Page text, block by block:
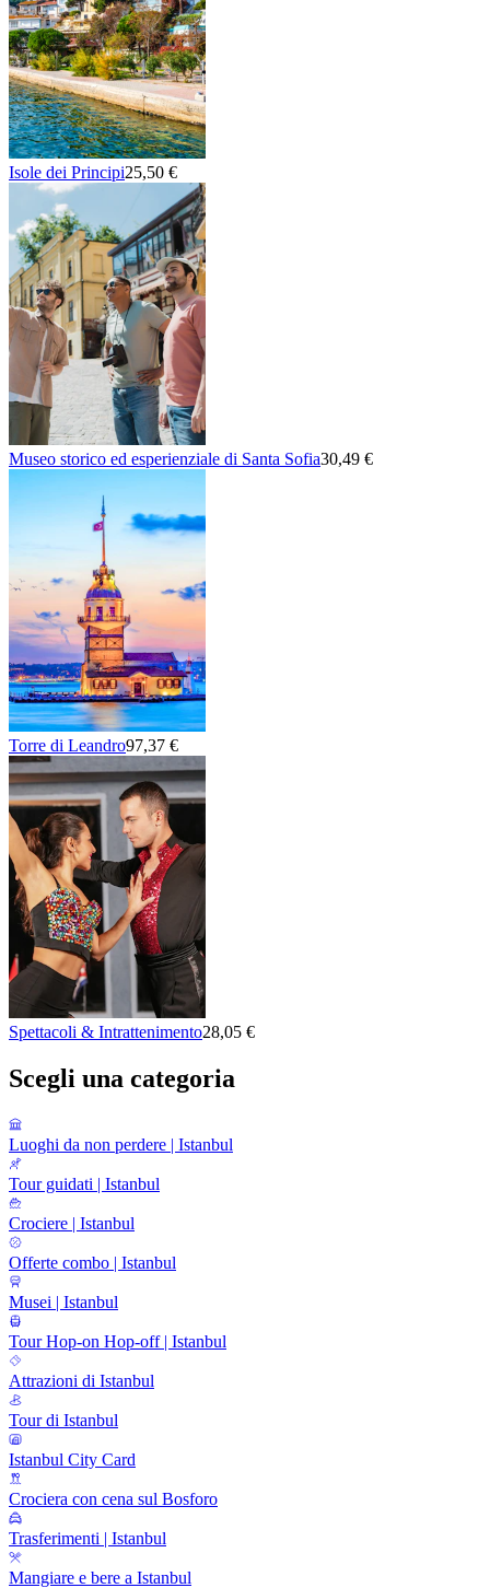
Isole dei Principi25,50 €
Museo storico ed esperienziale di Santa Sofia30,49 €
Torre di Leandro97,37 €
Spettacoli & Intrattenimento28,05 €
Scegli una categoria
Luoghi da non perdere | Istanbul
Tour guidati | Istanbul
Crociere | Istanbul
Offerte combo | Istanbul
Musei | Istanbul
Tour Hop-on Hop-off | Istanbul
Attrazioni di Istanbul
Tour di Istanbul
Istanbul City Card
Crociera con cena sul Bosforo
Trasferimenti | Istanbul
Mangiare e bere a Istanbul